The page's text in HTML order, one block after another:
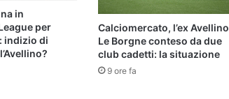
in
per
indizio di
Calciomercato, l’ex Avellino
Le Borgne conteso da due
club cadetti: la situazione
9 ore fa